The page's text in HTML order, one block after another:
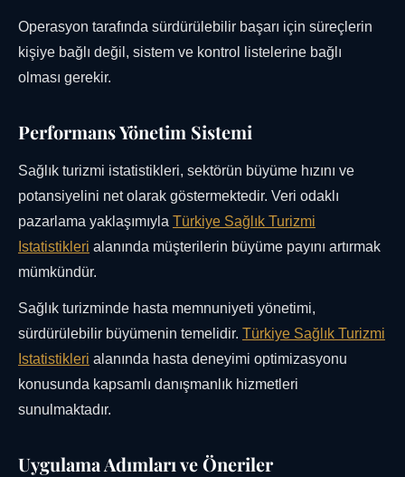
Operasyon tarafında sürdürülebilir başarı için süreçlerin
kişiye bağlı değil, sistem ve kontrol listelerine bağlı
olması gerekir.
Performans Yönetim Sistemi
Sağlık turizmi istatistikleri, sektörün büyüme hızını ve
potansiyelini net olarak göstermektedir. Veri odaklı
pazarlama yaklaşımıyla Türkiye Sağlık Turizmi
Istatistikleri alanında müşterilerin büyüme payını artırmak
mümkündür.
Sağlık turizminde hasta memnuniyeti yönetimi,
sürdürülebilir büyümenin temelidir. Türkiye Sağlık Turizmi
Istatistikleri alanında hasta deneyimi optimizasyonu
konusunda kapsamlı danışmanlık hizmetleri
sunulmaktadır.
Uygulama Adımları ve Öneriler